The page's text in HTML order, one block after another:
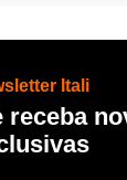
Itali
receba